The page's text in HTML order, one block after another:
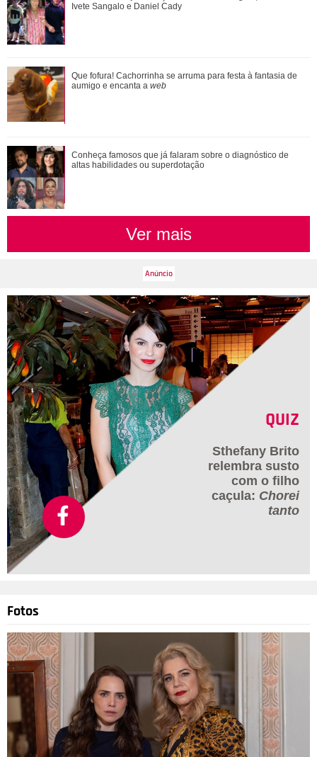
João Raul. Saiba o que vai acontece...
Durante uma conversa com Filiz sobre o ex-marido de
Irmak, Kivanç acaba revelando que Irmak ...
Saiba o que vai acontecer em Coração Acelerado nesta
quarta-feira
Ivete Sangalo e Daniel Cady
Que fofura! Cachorrinha se arruma para festa à fantasia de
aumigo e encanta a web
Conheça famosos que já falaram sobre o diagnóstico de
altas habilidades ou superdotação
Ver mais
QUIZ
Sthefany Brito
relembra susto
com o filho
caçula: Chorei
tanto
Fotos